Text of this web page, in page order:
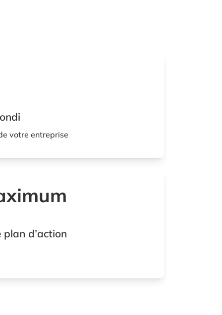
votre entreprise
d’action